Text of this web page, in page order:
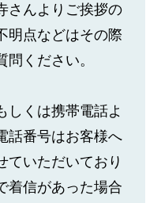
さんよりご挨拶の
明点などはその際
ください。
しくは携帯電話よ
話番号はお客様へ
ていただいており
着信があった場合